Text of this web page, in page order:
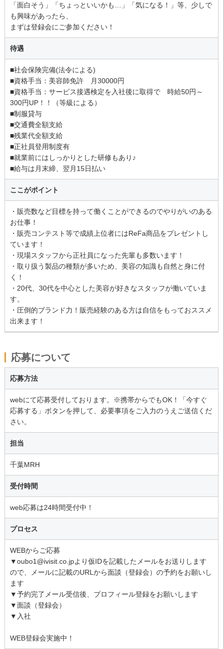
「面白そう」「ちょっといいかも…」「気になる！」等、少しで
も興味があったら、
まずは登録会にご参加ください！
待遇
■社会保険完備(法令による)
■資格手当：美容師免許 月30000円
■資格手当：サービス接遇検定を入社後に取得で 時給50円～
300円UP！！（等級による）
■制服貸与
■交通費全額支給
■残業代全額支給
■正社員登用制度有
■就業前にはしっかりとした研修もあり♪
■給与は月末締、翌月15日払い
ここがポイント
・販売数など目標を持って働くことができるのでやりがいのある
お仕事！
・販売コンテスト等で成績上位者にはReFa商品をプレゼントし
ています！
・現場スタッフから正社員になった先輩も多数います！
・取り扱う製品の種類が多いため、美容の知識も自然と身に付
く！
・20代、30代を中心とした美容が好きなスタッフが働いていま
す。
・圧倒的ブランド力！販売経験のある方は自信をもっておススメ
出来ます！
応募について
応募方法
webにて応募受付しております。※携帯からでもOK！「今すぐ
応募する」ボタンを押して、必要事項をご入力のうえご送信くだ
さい。
担当
千葉MRH
受付時間
web応募は24時間受付中！
プロセス
WEBからご応募
▼oubo1@ivisit.co.jpより仮IDを記載したメールをお送りします
ので、メールに記載のURLから面談（登録会）の予約をお願いし
ます
▼予約完了メール受信後、プロフィール登録をお願いします
▼面談（登録会）
▼入社
WEB登録会実施中！